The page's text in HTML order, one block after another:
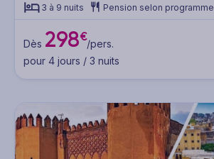
3 à 9 nuits Pension selon programme
Dès 298€/pers.
pour 4 jours / 3 nuits